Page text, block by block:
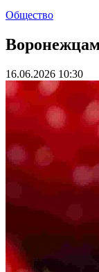
Общество
16.06.2026 10:30